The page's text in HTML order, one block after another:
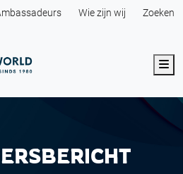
Wie zijn wij Zoeken